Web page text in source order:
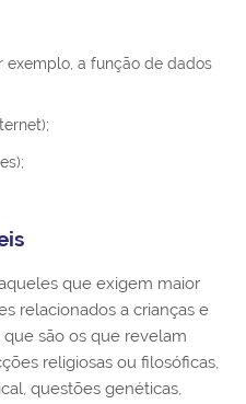
a função de dados
que exigem maior
relacionados a crianças e
que são os que revelam
religiosas ou filosóficas,
questões genéticas,